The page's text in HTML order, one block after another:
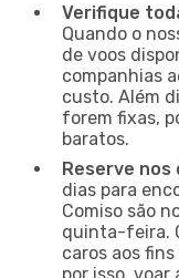
Verifique
Quando o
de voos
companhias
custo. Além
forem fixas,
baratos.
Reserve nos
dias para
Comiso são
quinta-feira.
caros aos